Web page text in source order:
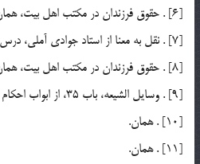
[6] . حقوق فرزندان در مكتب اهل بيت، همان.
[7] . نقل به معنا از استاد جوادي آملي، درس خارج فقه، 1382.
[8] . حقوق فرزندان در مكتب اهل بيت، همان.
[9] . وسايل الشيعه، باب 35، از ابواب احكام الاولاد، ج15، ص136.
[10] . همان.
[11] . همان.